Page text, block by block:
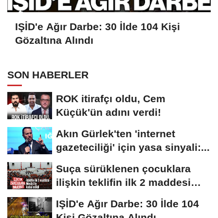
IŞİD'e Ağır Darbe: 30 İlde 104 Kişi
Gözaltına Alındı
SON HABERLER
ROK itirafçı oldu, Cem
Küçük'ün adını verdi!
Akın Gürlek'ten 'internet
gazeteciliği' için yasa sinyali:...
Suça sürüklenen çocuklara
ilişkin teklifin ilk 2 maddesi
kabul edildi
IŞİD'e Ağır Darbe: 30 İlde 104